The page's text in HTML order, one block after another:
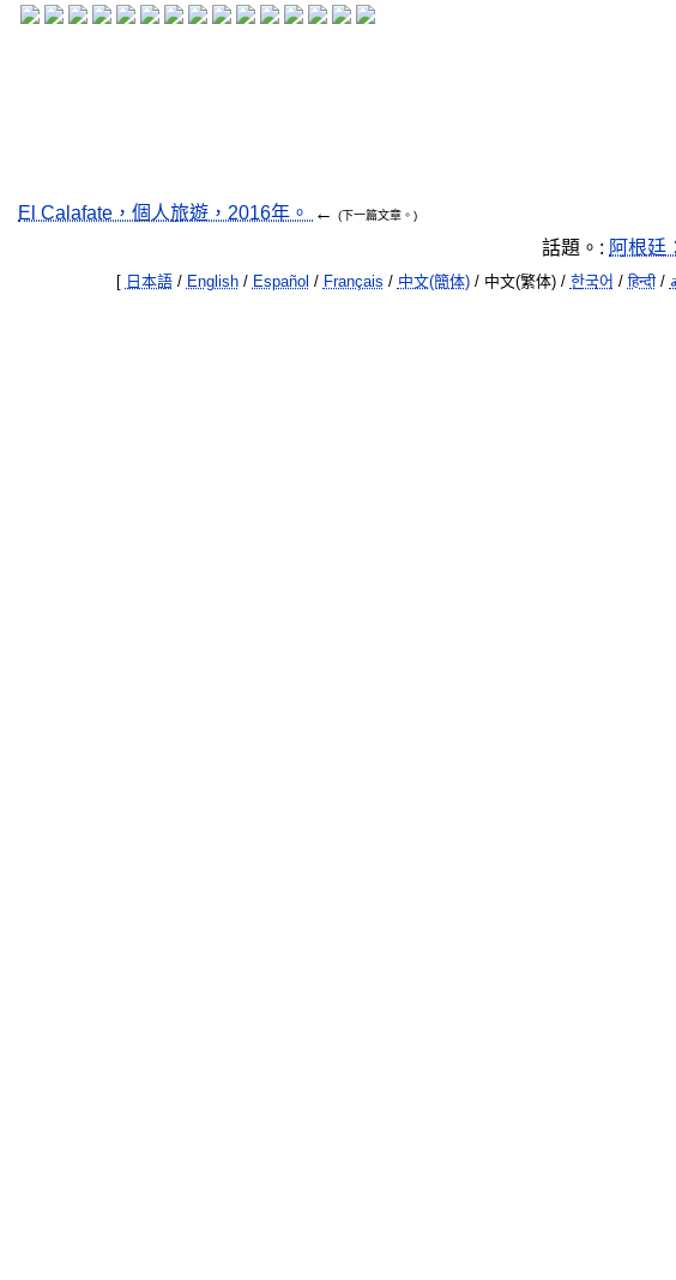
El Calafate，個人旅遊，2016年。
← (下一篇文章。)
話題。: 阿根廷
[ 日本語/ English/ Español / Français / 中文(簡体)/ 中文(繁体) / 한국어 /हिन्दी/